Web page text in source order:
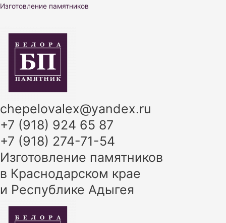
Перейти
Изготовление памятников
chepelovalex@yandex.ru
+7 (918) 924 65 87
+7 (918) 274-71-54
Изготовление памятников
в Краснодарском крае
и Республике Адыгея